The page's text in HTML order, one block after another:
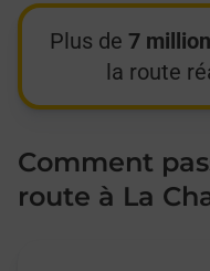
Plus de 7
la route
Comment
route à La